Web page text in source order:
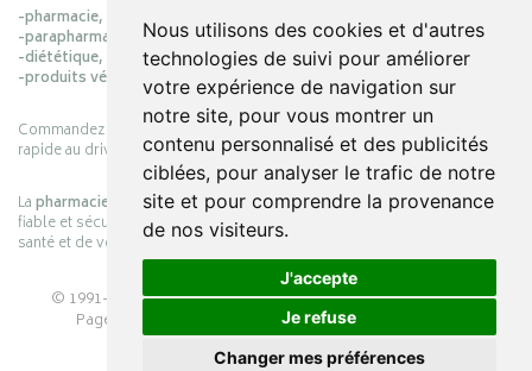
Nous utilisons des cookies et d'autres
technologies de suivi pour améliorer
votre expérience de navigation sur
notre site, pour vous montrer un
contenu personnalisé et des publicités
ciblées, pour analyser le trafic de notre
site et pour comprendre la provenance
de nos visiteurs.
J'accepte
Je refuse
Changer mes préférences
-pharmacie,
-parapharmacie,
-diététique,
-produits vétérinaires.
Commandez simplement vos produits en ligne et choisissez le retrait
rapide au drive ou la livraison à domicile, en toute simplicité.
Lapharmacie Cayeuxs’engage à vous offrir une expérience pratique,
fiable et sécurisée, en officine comme en ligne, au service de votre
santé et de votre bien-être.
© 1991-2026PHARMACIE CAYEUX– Tous droits réservés –
Page mise à jour le 03/08/2026 –Pharmacie en ligne
Apotekisto